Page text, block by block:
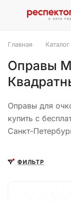
Главная Каталог
Оправы
Оправы для
купить с
Санкт-
ФИЛЬТР